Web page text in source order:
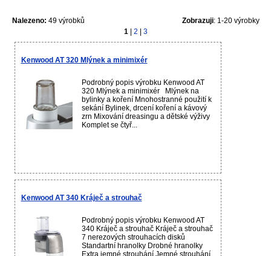
Nalezeno: 49 výrobků Zobrazuji: 1-20 výrobky
1
2 3
Kenwood AT 320 Mlýnek a minimixér
Podrobný popis výrobku Kenwood AT
320 Mlýnek a minimixér Mlýnek na
bylinky a koření Mnohostranné použití k
sekání Bylinek, drcení koření a kávový
zrn Mixování dreasingu a dětské výživy
Komplet se čtyř...
Kenwood AT 340 Kráječ a strouhač
Podrobný popis výrobku Kenwood AT
340 Kráječ a strouhač Kráječ a strouhač
7 nerezových strouhacích disků
Standartní hranolky Drobné hranolky
Extra jemné strouhání Jemné strouhání